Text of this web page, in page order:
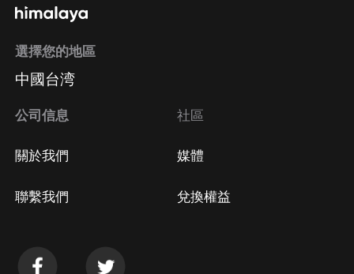
選擇您的地區
中國台湾
公司信息
關於我們
聯繫我們
社區
媒體
兌換權益